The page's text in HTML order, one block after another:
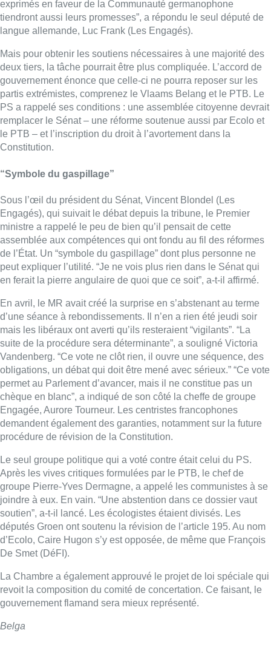
exprimés en faveur de la Communauté germanophone
tiendront aussi leurs promesses”, a répondu le seul député de
langue allemande, Luc Frank (Les Engagés).
Mais pour obtenir les soutiens nécessaires à une majorité des
deux tiers, la tâche pourrait être plus compliquée. L’accord de
gouvernement énonce que celle-ci ne pourra reposer sur les
partis extrémistes, comprenez le Vlaams Belang et le PTB. Le
PS a rappelé ses conditions : une assemblée citoyenne devrait
remplacer le Sénat – une réforme soutenue aussi par Ecolo et
le PTB – et l’inscription du droit à l’avortement dans la
Constitution.
“Symbole du gaspillage”
Sous l’œil du président du Sénat, Vincent Blondel (Les
Engagés), qui suivait le débat depuis la tribune, le Premier
ministre a rappelé le peu de bien qu’il pensait de cette
assemblée aux compétences qui ont fondu au fil des réformes
de l’État. Un “symbole du gaspillage” dont plus personne ne
peut expliquer l’utilité. “Je ne vois plus rien dans le Sénat qui
en ferait la pierre angulaire de quoi que ce soit”, a-t-il affirmé.
En avril, le MR avait créé la surprise en s’abstenant au terme
d’une séance à rebondissements. Il n’en a rien été jeudi soir
mais les libéraux ont averti qu’ils resteraient “vigilants”. “La
suite de la procédure sera déterminante”, a souligné Victoria
Vandenberg. “Ce vote ne clôt rien, il ouvre une séquence, des
obligations, un débat qui doit être mené avec sérieux.” “Ce vote
permet au Parlement d’avancer, mais il ne constitue pas un
chèque en blanc”, a indiqué de son côté la cheffe de groupe
Engagée, Aurore Tourneur. Les centristes francophones
demandent également des garanties, notamment sur la future
procédure de révision de la Constitution.
Le seul groupe politique qui a voté contre était celui du PS.
Après les vives critiques formulées par le PTB, le chef de
groupe Pierre-Yves Dermagne, a appelé les communistes à se
joindre à eux. En vain. “Une abstention dans ce dossier vaut
soutien”, a-t-il lancé. Les écologistes étaient divisés. Les
députés Groen ont soutenu la révision de l’article 195. Au nom
d’Ecolo, Caire Hugon s’y est opposée, de même que François
De Smet (DéFI).
La Chambre a également approuvé le projet de loi spéciale qui
revoit la composition du comité de concertation. Ce faisant, le
gouvernement flamand sera mieux représenté.
Belga